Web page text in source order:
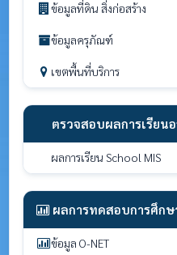
ข้อมูลที่ดิน สิ่งก่อสร้าง
ข้อมูลครุภัณฑ์
เขตพื้นที่บริการ
ตรวจสอบผลการเรียน
ผลการเรียน School MIS
ผลการทดสอบการศึกษ
ข้อมูล O-NET